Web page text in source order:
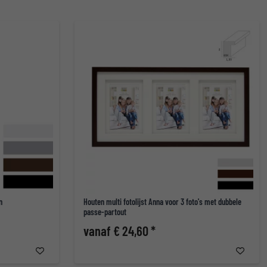
Houten multi fotolijst Anna voor 3 foto's met dubbele
passe-partout
vanaf € 24,60 *